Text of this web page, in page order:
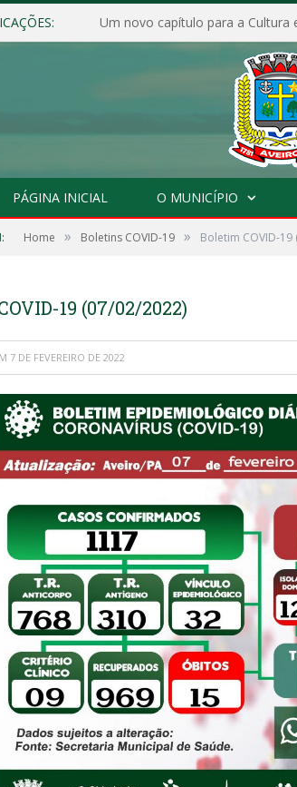
Um novo capítulo para a Cultura
PÁGINA INICIAL O MUNICÍPIO
Home » Boletins COVID-19 » Boletim COVID-19
19 (07/02/2022)
7 DE FEVEREIRO DE 2022